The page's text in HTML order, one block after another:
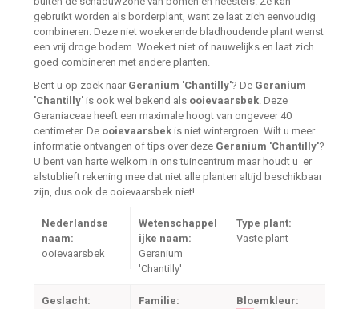
gebruikt worden als borderplant, want ze laat zich eenvoudig
combineren. Deze niet woekerende bladhoudende plant wenst
een vrij droge bodem. Woekert niet of nauwelijks en laat zich
goed combineren met andere planten.
Bent u op zoek naar Geranium 'Chantilly'? De Geranium
'Chantilly' is ook wel bekend als ooievaarsbek. Deze
Geraniaceae heeft een maximale hoogt van ongeveer 40
centimeter. De ooievaarsbek is niet wintergroen. Wilt u meer
informatie ontvangen of tips over deze Geranium 'Chantilly'?
U bent van harte welkom in ons tuincentrum maar houdt u er
alstublieft rekening mee dat niet alle planten altijd beschikbaar
zijn, dus ook de ooievaarsbek niet!
Nederlandse
naam:
ooievaarsbek
Wetenschappel
ijke naam:
Geranium
'Chantilly'
Type plant:
Vaste plant
Geslacht:
Familie:
Bloemkleur: